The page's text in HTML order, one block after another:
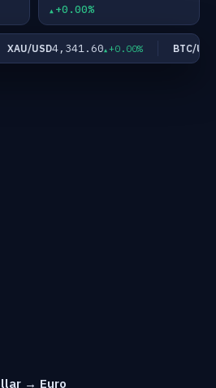
+0.00%
XAU/USD4,341.60 +0.00% BTC/USD
→ Euro